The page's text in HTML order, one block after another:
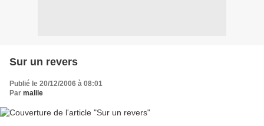
Sur un revers
Publié le 20/12/2006 à 08:01
Par malile